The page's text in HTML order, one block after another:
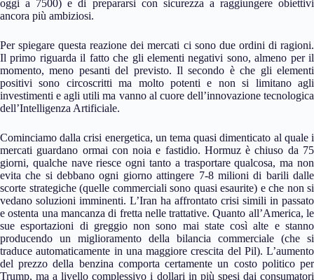
oggi a 7500) e di prepararsi con sicurezza a raggiungere obiettivi
ancora più ambiziosi.
Per spiegare questa reazione dei mercati ci sono due ordini di ragioni.
Il primo riguarda il fatto che gli elementi negativi sono, almeno per il
momento, meno pesanti del previsto. Il secondo è che gli elementi
positivi sono circoscritti ma molto potenti e non si limitano agli
investimenti e agli utili ma vanno al cuore dell’innovazione tecnologica
dell’Intelligenza Artificiale.
Cominciamo dalla crisi energetica, un tema quasi dimenticato al quale i
mercati guardano ormai con noia e fastidio. Hormuz è chiuso da 75
giorni, qualche nave riesce ogni tanto a trasportare qualcosa, ma non
evita che si debbano ogni giorno attingere 7-8 milioni di barili dalle
scorte strategiche (quelle commerciali sono quasi esaurite) e che non si
vedano soluzioni imminenti. L’Iran ha affrontato crisi simili in passato
e ostenta una mancanza di fretta nelle trattative. Quanto all’America, le
sue esportazioni di greggio non sono mai state così alte e stanno
producendo un miglioramento della bilancia commerciale (che si
traduce automaticamente in una maggiore crescita del Pil). L’aumento
del prezzo della benzina comporta certamente un costo politico per
Trump, ma a livello complessivo i dollari in più spesi dai consumatori